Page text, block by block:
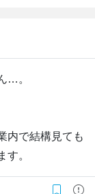
…。
内で結構見ても
す。